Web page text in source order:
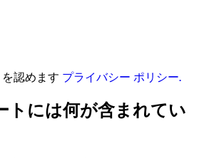
認めます プライバシー ポリシー.
トには何が含まれてい